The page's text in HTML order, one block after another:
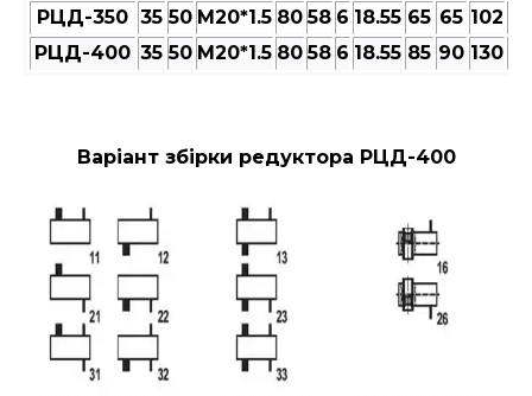
РЦД-350 35 50 M20*1.5 80 58 6 18.55 65 65 102
РЦД-400 35 50 M20*1.5 80 58 6 18.55 85 90 130
Варіант збірки редуктора РЦД-400